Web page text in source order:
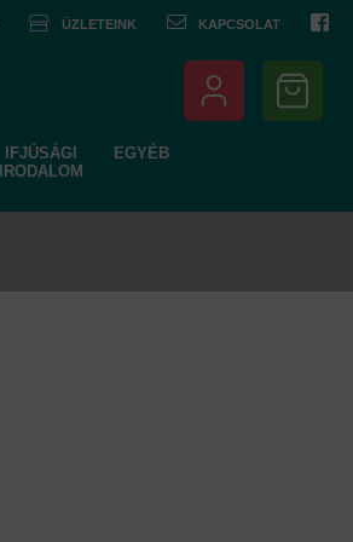
ÜZLETEINK KAPCSOLAT
IFJÚSÁGI
IRODALOM
EGYÉB